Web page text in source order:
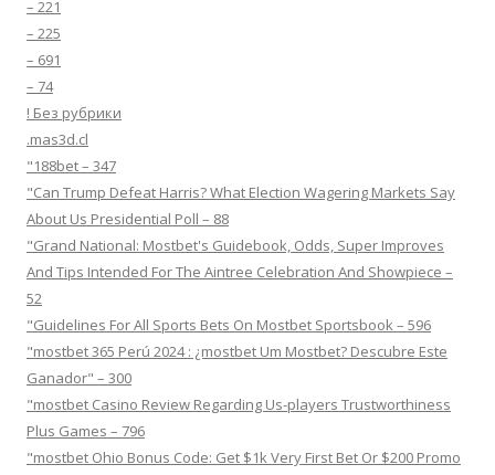
– 221
– 225
– 691
– 74
! Без рубрики
.mas3d.cl
"188bet – 347
"Can Trump Defeat Harris? What Election Wagering Markets Say
About Us Presidential Poll – 88
"Grand National: Mostbet's Guidebook, Odds, Super Improves
And Tips Intended For The Aintree Celebration And Showpiece –
52
"Guidelines For All Sports Bets On Mostbet Sportsbook – 596
"mostbet 365 Perú 2024 ️: ¿mostbet Um Mostbet? Descubre Este
Ganador" – 300
"mostbet Casino Review Regarding Us-players Trustworthiness
Plus Games – 796
"mostbet Ohio Bonus Code: Get $1k Very First Bet Or $200 Promo